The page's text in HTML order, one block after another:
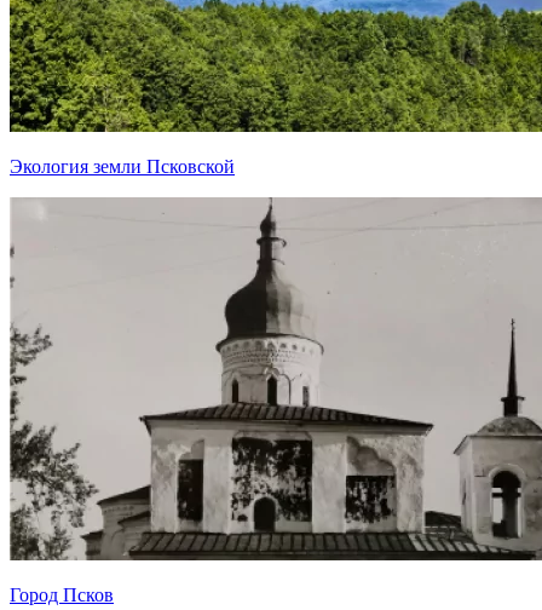
Экология земли Псковской
Город Псков